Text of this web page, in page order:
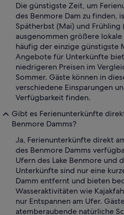
Die günstigste Zeit, um
des Benmore Dam zu finden,
Spätherbst (Mai) und
ausgenommen größere
häufig der einzige günstigste
Angebote für Unterkünfte
niedrigeren Preisen im
Sommer. Gäste können in
verschiedene Einsparungen
Verfügbarkeit finden.
Gibt es Ferienunterkünfte
Benmore Damms?
Ja, Ferienunterkünfte direkt
des Benmore Damms
Ufern des Lake Benmore und
Unterkünfte sind nur eine
Damm entfernt und bieten
Wasseraktivitäten wie
nur Entspannen am Ufer.
atemberaubende natürliche